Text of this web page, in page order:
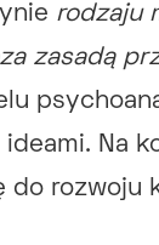
rodzaju
zasadą
Na
rozwoju